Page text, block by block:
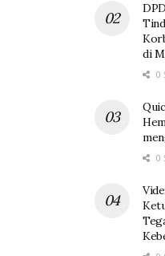
di
0
0